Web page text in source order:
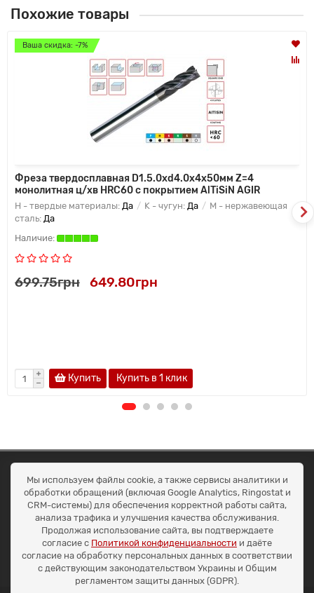
Похожие товары
Ваша скидка: -7%
Фреза твердосплавная D1.5.0xd4.0x4x50мм Z=4
монолитная ц/хв HRC60 с покрытием AlTiSiN AGIR
H - твердые материалы: Да K - чугун: Да
M - нержавеющая
сталь: Да
699.75грн 649.80грн
Купить Купить в 1 клик
ОКЕАН ТРЕЙД
Договір публичної оферти
Доставка та оплата
Наші контакти
Умови повернення
+38 (099) 452-20-02
+38 (098) 492-20-02
office@ocean.biz.ua
Мы используем файлы cookie, а также сервисы аналитики и
обработки обращений (включая Google Analytics, Ringostat и
CRM-системы) для обеспечения корректной работы сайта,
анализа трафика и улучшения качества обслуживания.
Продолжая использование сайта, вы подтверждаете
согласие с Политикой конфиденциальности и даёте
согласие на обработку персональных данных в соответствии
с действующим законодательством Украины и Общим
регламентом защиты данных (GDPR).